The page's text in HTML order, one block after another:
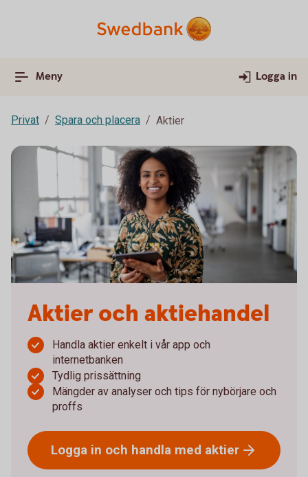
Meny Logga in
Privat Spara och placera Aktier
Aktier och aktiehandel
Handla aktier enkelt i vår app och
internetbanken
Tydlig prissättning
Mängder av analyser och tips för nybörjare och
proffs
Logga in och handla med aktier